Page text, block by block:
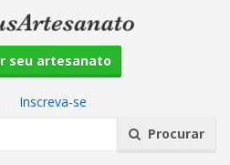
seu artesanato
Inscreva-se
Procurar